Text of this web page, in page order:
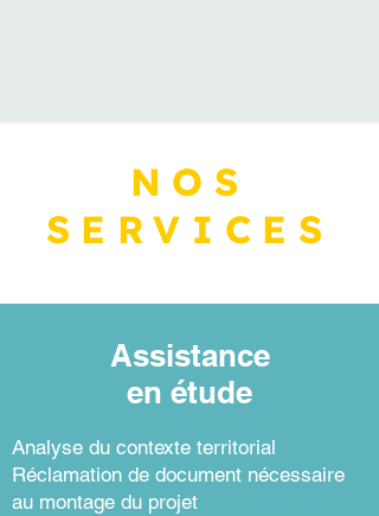
NOS
SERVICES
Assistance
en étude
Analyse du contexte territorial
Réclamation de document nécessaire
au montage du projet